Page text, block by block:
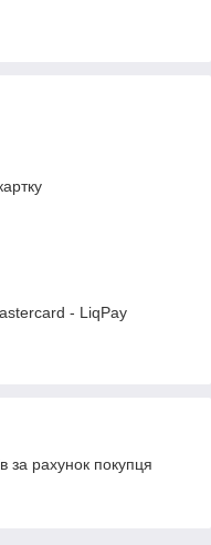
- LiqPay
за рахунок покупця